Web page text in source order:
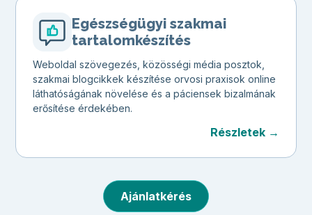
Egészségügyi szakmai
tartalomkészítés
Weboldal szövegezés, közösségi média posztok,
szakmai blogcikkek készítése orvosi praxisok online
láthatóságának növelése és a páciensek bizalmának
erősítése érdekében.
Részletek →
Ajánlatkérés